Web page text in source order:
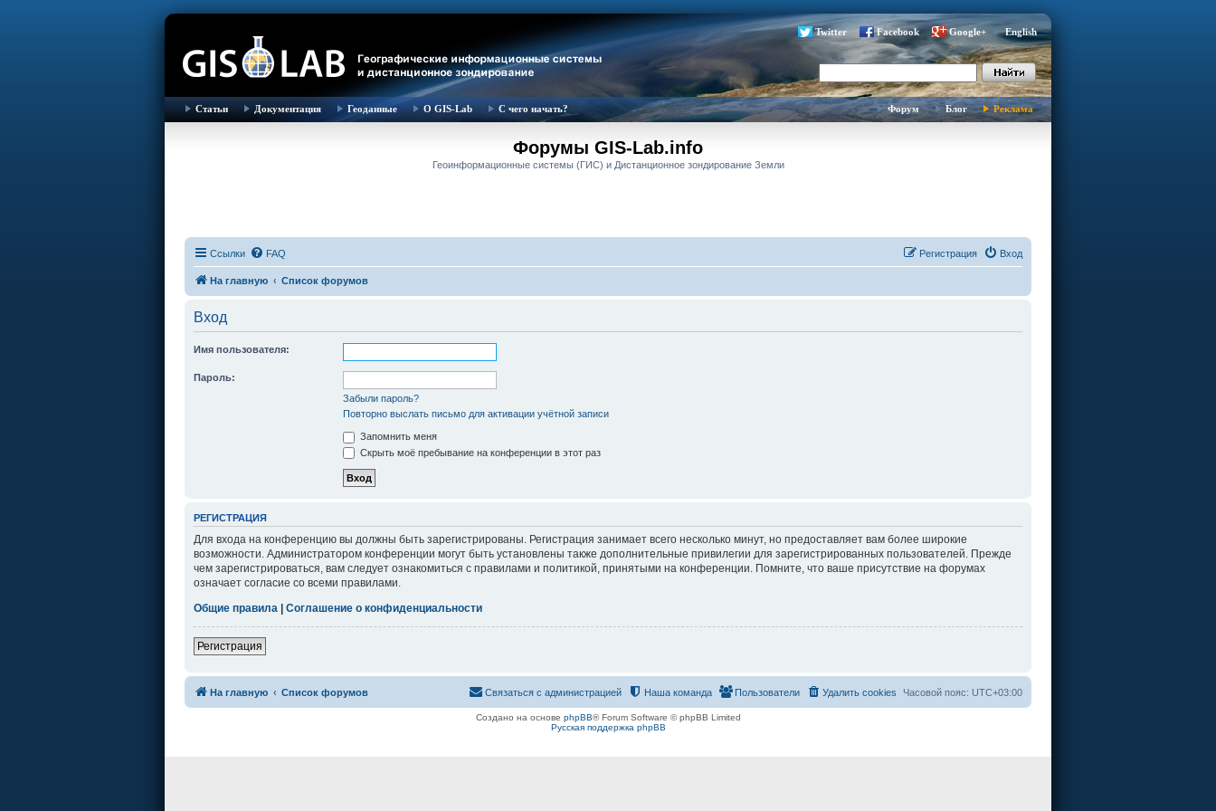
Twitter Facebook Google+ English
Статьи Документация Геоданные О GIS-Lab С чего начать? Форум Блог Реклама
Форумы GIS-Lab.info
Геоинформационные системы (ГИС) и Дистанционное зондирование Земли
Ссылки FAQ Вход
Регистрация
На главную Список форумов
Вход
Имя пользователя:
Пароль:
Забыли пароль?
Повторно выслать письмо для активации учётной записи
Запомнить меня
Скрыть моё пребывание на конференции в этот раз
РЕГИСТРАЦИЯ
Для входа на конференцию вы должны быть зарегистрированы. Регистрация занимает всего несколько минут, но предоставляет вам более широкие
возможности. Администратором конференции могут быть установлены также дополнительные привилегии для зарегистрированных пользователей. Прежде
чем зарегистрироваться, вам следует ознакомиться с правилами и политикой, принятыми на конференции. Помните, что ваше присутствие на форумах
означает согласие со всеми правилами.
Общие правила | Соглашение о конфиденциальности
Регистрация
На главную Список форумов Часовой пояс: UTC+03:00
Удалить cookies
Пользователи
Наша команда
Связаться с администрацией
Создано на основе phpBB® Forum Software © phpBB Limited
Русская поддержка phpBB